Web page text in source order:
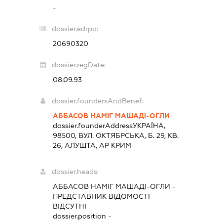
-
dossier.edrpo:
20690320
dossier.regDate:
08.09.93
dossier.foundersAndBenef:
АББАСОВ НАМІГ МАШАДІ-ОГЛИ
dossier.founderAddressУКРАЇНА,
98500, ВУЛ. ОКТЯБРСЬКА, Б. 29, КВ.
26, АЛУШТА, АР КРИМ
dossier.heads:
АББАСОВ НАМІГ МАШАДІ-ОГЛИ -
ПРЕДСТАВНИК ВІДОМОСТІ
ВІДСУТНІ
dossier.position -